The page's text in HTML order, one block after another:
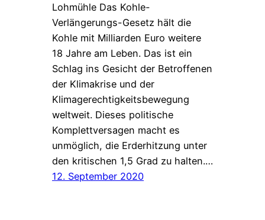
Lohmühle Das Kohle-
Verlängerungs-Gesetz hält die
Kohle mit Milliarden Euro weitere
18 Jahre am Leben. Das ist ein
Schlag ins Gesicht der Betroffenen
der Klimakrise und der
Klimagerechtigkeitsbewegung
weltweit. Dieses politische
Komplettversagen macht es
unmöglich, die Erderhitzung unter
den kritischen 1,5 Grad zu halten.…
12. September 2020